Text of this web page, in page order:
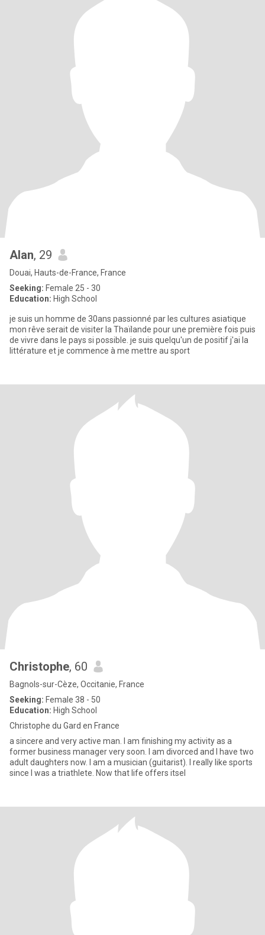
Alan, 29
Douai, Hauts-de-France, France
Seeking: Female 25 - 30
Education: High School
je suis un homme de 30ans passionné par les cultures asiatique
mon rêve serait de visiter la Thaïlande pour une première fois puis
de vivre dans le pays si possible. je suis quelqu'un de positif j'ai la
littérature et je commence à me mettre au sport
Christophe, 60
Bagnols-sur-Cèze, Occitanie, France
Seeking: Female 38 - 50
Education: High School
Christophe du Gard en France
a sincere and very active man. I am finishing my activity as a
former business manager very soon. I am divorced and I have two
adult daughters now. I am a musician (guitarist). I really like sports
since I was a triathlete. Now that life offers itsel